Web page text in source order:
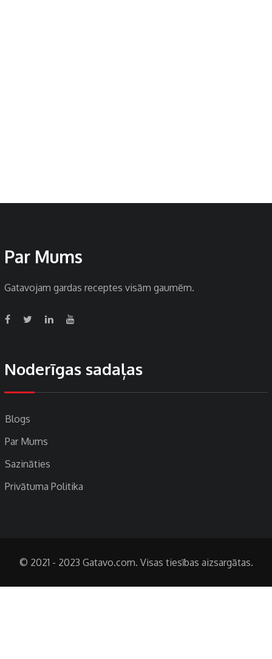
Par Mums
Gatavojam gardas receptes visām gaumēm.
Noderīgas sadaļas
Blogs
Par Mums
Sazināties
Privātuma Politika
© 2021 - 2023 Gatavo.com. Visas tiesības aizsargātas.